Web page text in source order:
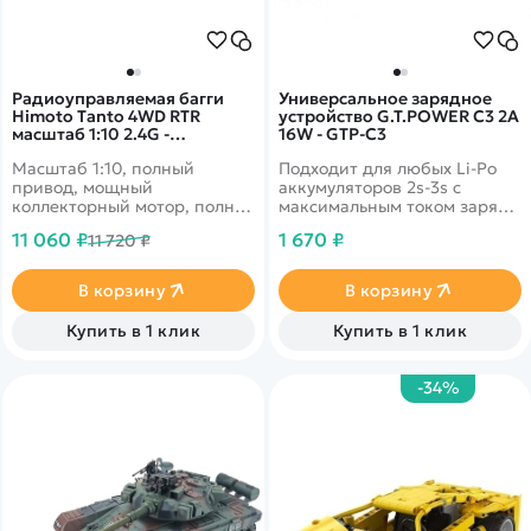
Универсальное зарядное
устройство G.T.POWER C3 2A
16W - GTP-C3
Подходит для любых Li-Po
аккумуляторов 2s-3s с
максимальным током заряда
1 670 ₽
В корзину
Купить в 1 клик
Радиоуправляемая багги
Himoto Tanto 4WD RTR
масштаб 1:10 2.4G -
Масштаб 1:10, полный
привод, мощный
коллекторный мотор, полная
любую погоду. Скорость до
красного цвета.
11 060 ₽11 720 ₽
В корзину
Купить в 1 клик
-34%